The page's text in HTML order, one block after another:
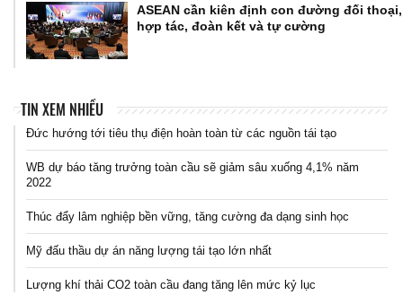
ASEAN cần kiên định con đường đối thoại,
hợp tác, đoàn kết và tự cường
TIN XEM NHIỀU
Đức hướng tới tiêu thụ điện hoàn toàn từ các nguồn tái tạo
WB dự báo tăng trưởng toàn cầu sẽ giảm sâu xuống 4,1% năm
2022
Thúc đẩy lâm nghiệp bền vững, tăng cường đa dạng sinh học
Mỹ đấu thầu dự án năng lượng tái tạo lớn nhất
Lượng khí thải CO2 toàn cầu đang tăng lên mức kỷ lục